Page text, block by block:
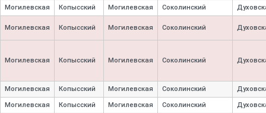
Могилевская Копысский Могилевская Соколинский
Могилевская Копысский Могилевская Соколинский
Могилевская Копысский Могилевская Соколинский
Могилевская Копысский Могилевская Соколинский
Могилевская Копысский Могилевская Соколинский